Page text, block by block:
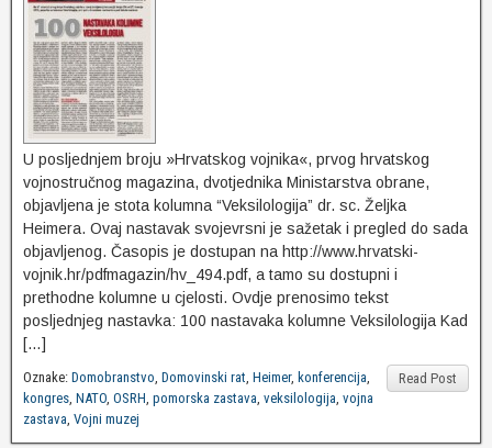
U posljednjem broju »Hrvatskog vojnika«, prvog hrvatskog
vojnostručnog magazina, dvotjednika Ministarstva obrane,
objavljena je stota kolumna “Veksilologija” dr. sc. Željka
Heimera. Ovaj nastavak svojevrsni je sažetak i pregled do sada
objavljenog. Časopis je dostupan na http://www.hrvatski-
vojnik.hr/pdfmagazin/hv_494.pdf, a tamo su dostupni i
prethodne kolumne u cjelosti. Ovdje prenosimo tekst
posljednjeg nastavka: 100 nastavaka kolumne Veksilologija Kad
[…]
Read Post
Oznake: Domobranstvo, Domovinski rat, Heimer, konferencija,
kongres, NATO, OSRH, pomorska zastava, veksilologija, vojna
zastava, Vojni muzej